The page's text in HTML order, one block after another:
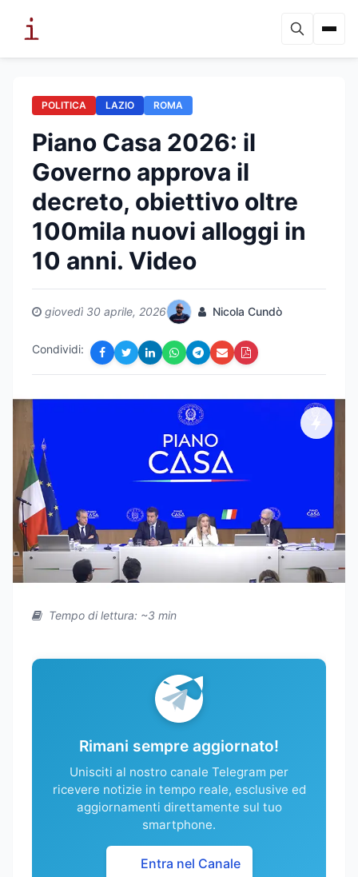
POLITICA LAZIO ROMA
Piano Casa 2026: il
Governo approva il
decreto, obiettivo oltre
100mila nuovi alloggi in
10 anni. Video
giovedì 30 aprile, 2026 Nicola Cundò
Condividi:
Tempo di lettura: ~3 min
Rimani sempre aggiornato!
Unisciti al nostro canale Telegram per
ricevere notizie in tempo reale, esclusive ed
aggiornamenti direttamente sul tuo
smartphone.
Entra nel Canale